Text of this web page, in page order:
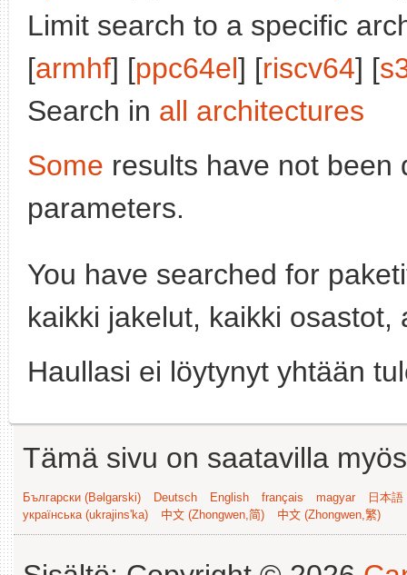
Limit search to a specific
[armhf] [ppc64el] [riscv64] [
Search in all architectures
Some results have not been
parameters.
You have searched for
kaikki jakelut, kaikki
Haullasi ei löytynyt yhtään
Tämä sivu on saatavilla
Български (Bəlgarski) Deutsch English français magyar
日本
українська (ukrajins'ka)
中文 (Zhongwen,简) 中文 (Zhongwen,繁)